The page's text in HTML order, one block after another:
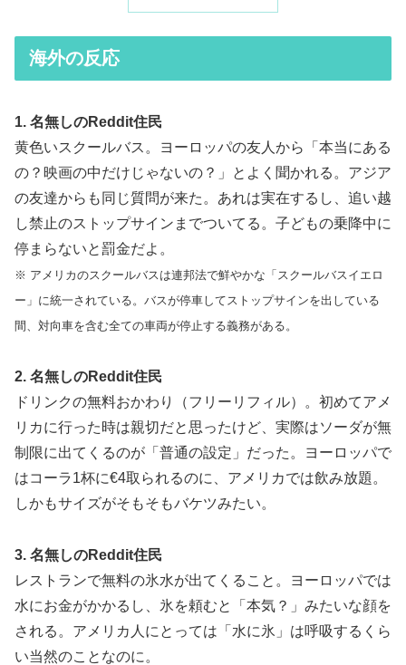
海外の反応
1. 名無しのReddit住民
黄色いスクールバス。ヨーロッパの友人から「本当にある
の？映画の中だけじゃないの？」とよく聞かれる。アジア
の友達からも同じ質問が来た。あれは実在するし、追い越
し禁止のストップサインまでついてる。子どもの乗降中に
停まらないと罰金だよ。
※ アメリカのスクールバスは連邦法で鮮やかな「スクールバスイエロ
ー」に統一されている。バスが停車してストップサインを出している
間、対向車を含む全ての車両が停止する義務がある。
2. 名無しのReddit住民
ドリンクの無料おかわり（フリーリフィル）。初めてアメ
リカに行った時は親切だと思ったけど、実際はソーダが無
制限に出てくるのが「普通の設定」だった。ヨーロッパで
はコーラ1杯に€4取られるのに、アメリカでは飲み放題。
しかもサイズがそもそもバケツみたい。
3. 名無しのReddit住民
レストランで無料の氷水が出てくること。ヨーロッパでは
水にお金がかかるし、氷を頼むと「本気？」みたいな顔を
される。アメリカ人にとっては「水に氷」は呼吸するくら
い当然のことなのに。